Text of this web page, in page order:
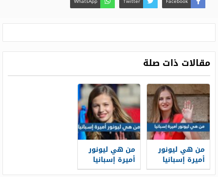
مقالات ذات صلة
من هي ليونور
أميرة إسبانيا
وكم عمرها
من هي ليونور
أميرة إسبانيا